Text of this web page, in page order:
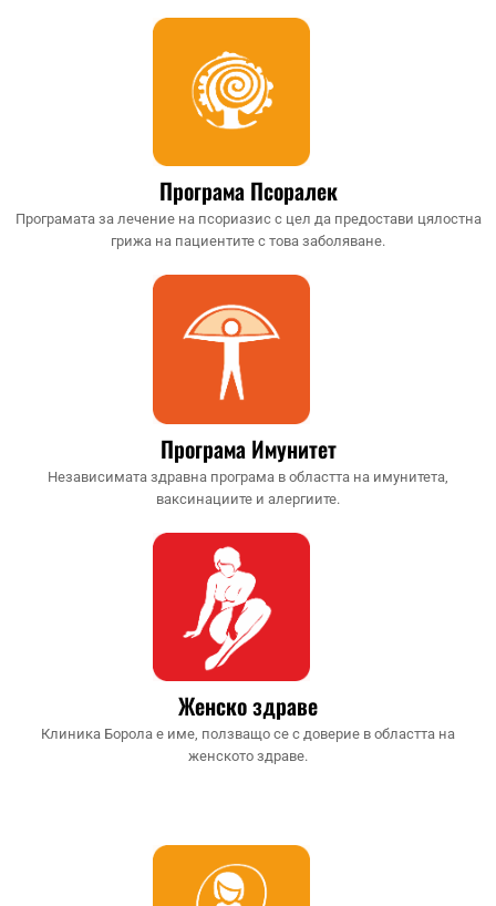
Програма Псоралек
Програмата за лечение на псориазис с цел да предостави цялостна
грижа на пациентите с това заболяване.
Програма Имунитет
Независимата здравна програма в областта на имунитета,
ваксинациите и алергиите.
Женско здраве
Клиника Борола е име, ползващо се с доверие в областта на
женското здраве.